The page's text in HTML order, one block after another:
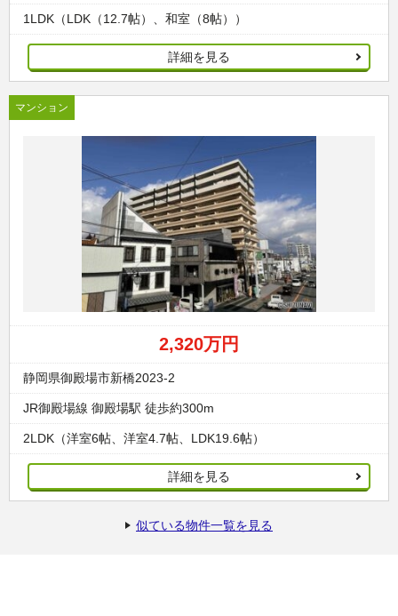
1LDK（LDK（12.7帖）、和室（8帖））
詳細を見る
マンション
2,320万円
静岡県御殿場市新橋2023-2
JR御殿場線 御殿場駅 徒歩約300m
2LDK（洋室6帖、洋室4.7帖、LDK19.6帖）
詳細を見る
似ている物件一覧を見る